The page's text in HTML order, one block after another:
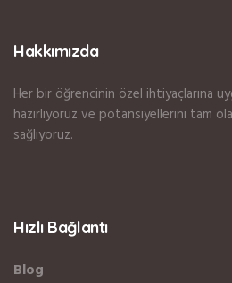
Hakkımızda
Her bir öğrencinin özel ihtiyaçlarına
hazırlıyoruz ve potansiyellerini tam
sağlıyoruz.
Hızlı Bağlantı
Blog